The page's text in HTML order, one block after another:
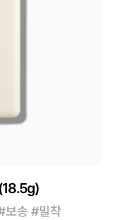
보송 #밀착